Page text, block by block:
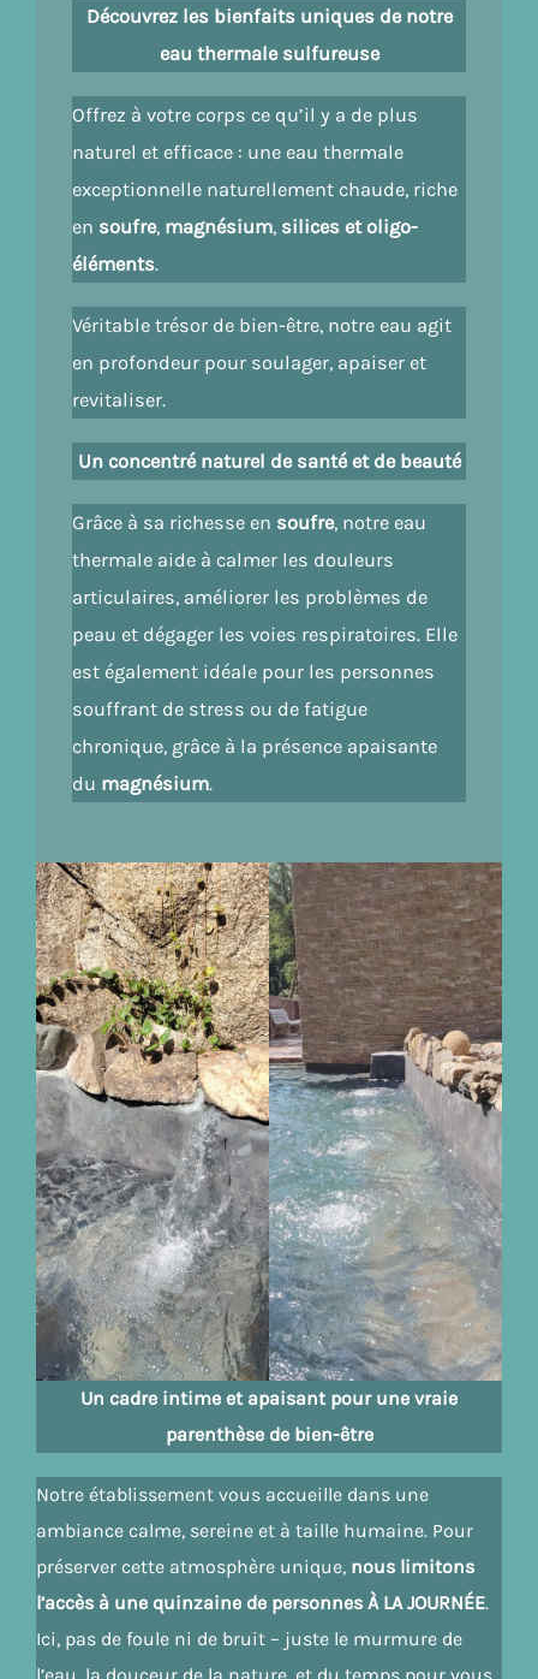
Découvrez les bienfaits uniques de notre
eau thermale sulfureuse
Offrez à votre corps ce qu’il y a de plus
naturel et efficace : une eau thermale
exceptionnelle naturellement chaude, riche
en soufre, magnésium, silices et oligo-
éléments.
Véritable trésor de bien-être, notre eau agit
en profondeur pour soulager, apaiser et
revitaliser.
Un concentré naturel de santé et de beauté
Grâce à sa richesse en soufre, notre eau
thermale aide à calmer les douleurs
articulaires, améliorer les problèmes de
peau et dégager les voies respiratoires. Elle
est également idéale pour les personnes
souffrant de stress ou de fatigue
chronique, grâce à la présence apaisante
du magnésium.
Un cadre intime et apaisant pour une vraie
parenthèse de bien-être
Notre établissement vous accueille dans une
ambiance calme, sereine et à taille humaine. Pour
préserver cette atmosphère unique, nous limitons
l’accès à une quinzaine de personnes À LA JOURNÉE.
Ici, pas de foule ni de bruit – juste le murmure de